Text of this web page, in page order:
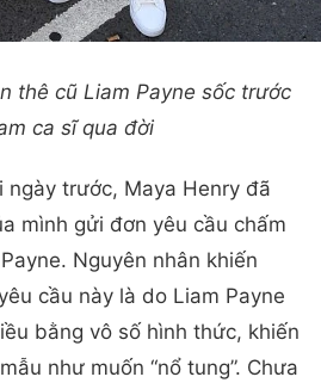
thê cũ Liam Payne sốc trước
ca sĩ qua đời
ngày trước, Maya Henry đã
mình gửi đơn yêu cầu chấm
Nguyên nhân khiến
cầu này là do Liam Payne
bằng vô số hình thức, khiến
như muốn “nổ tung”. Chưa